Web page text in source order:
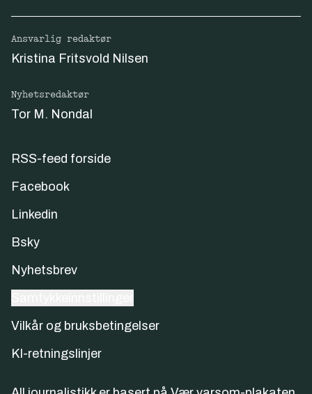
Ansvarlig redaktør
Kristina Fritsvold Nilsen
Nyhetsredaktør
Tor M. Nondal
RSS-feed forside
Facebook
Linkedin
Bsky
Nyhetsbrev
Vilkår og bruksbetingelser
KI-retningslinjer